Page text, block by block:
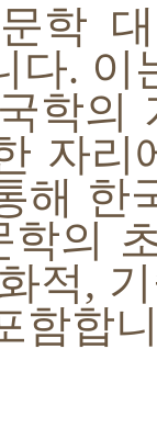
학
다. 이
학의
자리
해 한
학의
적,
함합